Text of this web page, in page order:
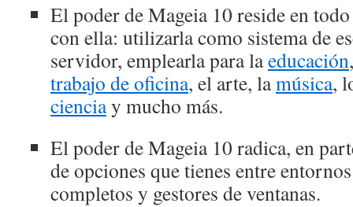
El poder de Mageia 10 reside en
con ella: utilizarla como sistema de
servidor, emplearla para laeducación
trabajo de oficina, el arte, lamúsica,
cienciay mucho más.
El poder de Mageia 10 radica, en
de opciones que tienes entre
completos y gestores de ventanas.